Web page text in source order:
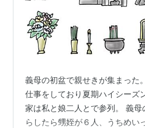
義母の初盆で親せきが集まった
仕事をしており夏期ハイシーズ
家は私と娘二人とで参列。 義
らしたら甥姪が６人、うちめい